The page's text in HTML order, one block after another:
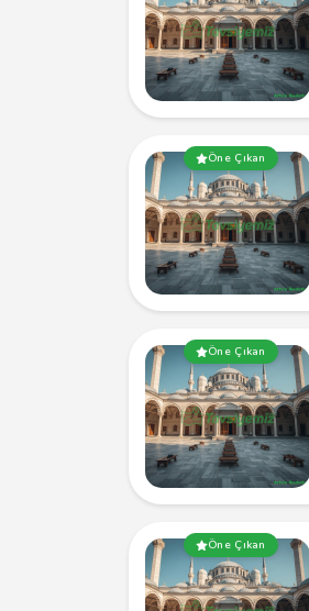
Öne Çıkan
Öne Çıkan
Öne Çıkan